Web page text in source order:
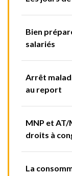
Bien
salariés
Arrêt
au report
MNP et AT/
droits à
La